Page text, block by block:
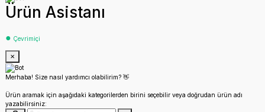
Ürün Asistanı
● Çevrimiçi
✕
Merhaba! Size nasıl yardımcı olabilirim? 👋
Ürün aramak için aşağıdaki kategorilerden birini seçebilir veya doğrudan ürün adı
yazabilirsiniz: